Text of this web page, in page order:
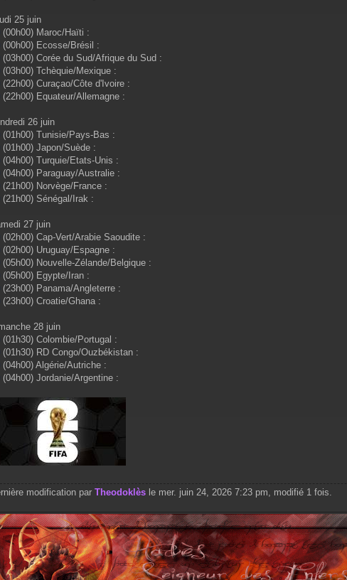
25 juin
(00h00) Maroc/Haïti :
(00h00) Ecosse/Brésil :
(03h00) Corée du Sud/Afrique du Sud :
(03h00) Tchèquie/Mexique :
(22h00) Curaçao/Côte d'Ivoire :
(22h00) Equateur/Allemagne :
26 juin
(01h00) Tunisie/Pays-Bas :
(01h00) Japon/Suède :
(04h00) Turquie/Etats-Unis :
(04h00) Paraguay/Australie :
(21h00) Norvège/France :
(21h00) Sénégal/Irak :
27 juin
(02h00) Cap-Vert/Arabie Saoudite :
(02h00) Uruguay/Espagne :
(05h00) Nouvelle-Zélande/Belgique :
(05h00) Egypte/Iran :
(23h00) Panama/Angleterre :
(23h00) Croatie/Ghana :
28 juin
(01h30) Colombie/Portugal :
(01h30) RD Congo/Ouzbékistan :
(04h00) Algérie/Autriche :
(04h00) Jordanie/Argentine :
modification par Theodoklès le mer. juin 24, 2026 7:23 pm, modifié 1 fois.